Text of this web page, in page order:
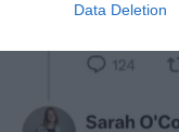
Data Deletion